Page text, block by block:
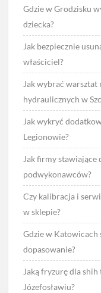
Gdzie w Grodzisku
dziecka?
Jak bezpiecznie
właściciel?
Jak wybrać
hydraulicznych w
Jak wykryć
Legionowie?
Jak firmy
podwykonawców?
Czy kalibracja i
w sklepie?
Gdzie w
dopasowanie?
Jaką fryzurę dla
Józefosławiu?